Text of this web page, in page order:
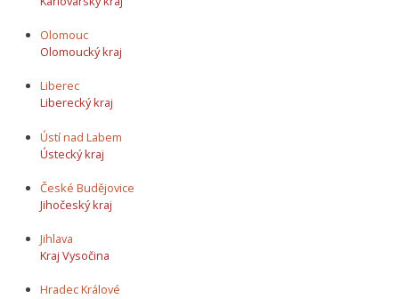
Olomouc
Olomoucký kraj
Liberec
Liberecký kraj
Ústí nad Labem
Ústecký kraj
České Budějovice
Jihočeský kraj
Jihlava
Kraj Vysočina
Hradec Králové